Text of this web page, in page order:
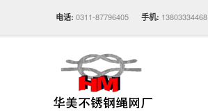
电话: 0311-87796405 手机: 13803334468